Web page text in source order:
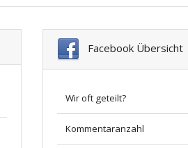
Facebook Übersicht
Wir oft geteilt?
Kommentaranzahl